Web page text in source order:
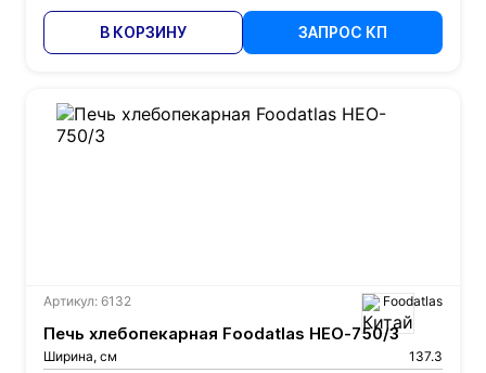
В КОРЗИНУ ЗАПРОС КП
Артикул: 6132 Foodatlas
Печь хлебопекарная Foodatlas HEO-750/3
Ширина, см
137.3